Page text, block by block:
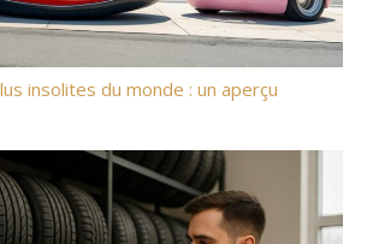
insolites du monde : un aperçu